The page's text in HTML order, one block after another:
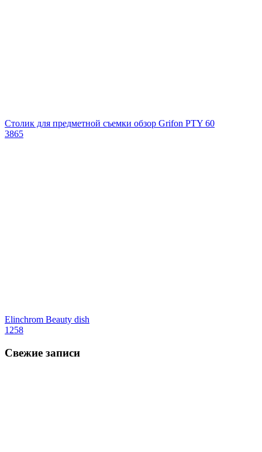
Столик для предметной съемки обзор Grifon PTY 60
3865
Elinchrom Beauty dish
1258
Свежие записи